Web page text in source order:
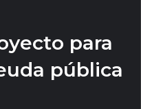
para
pública